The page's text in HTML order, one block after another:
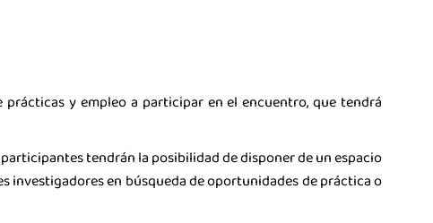
La Asociación
Agenda
y empleo a participar en el encuentro, que tendrá
tendrán la posibilidad de disponer de un espacio
investigadores en búsqueda de oportunidades de práctica o